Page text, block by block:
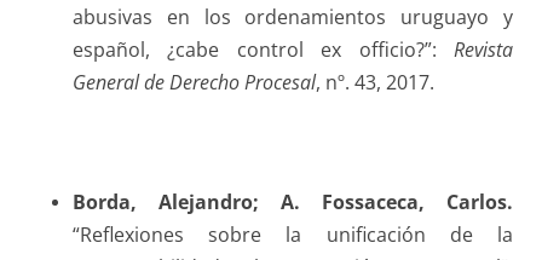
abusivas en los ordenamientos uruguayo y
español, ¿cabe control ex officio?”: Revista
General de Derecho Procesal, nº. 43, 2017.
Borda, Alejandro; A. Fossaceca, Carlos.
“Reflexiones sobre la unificación de la